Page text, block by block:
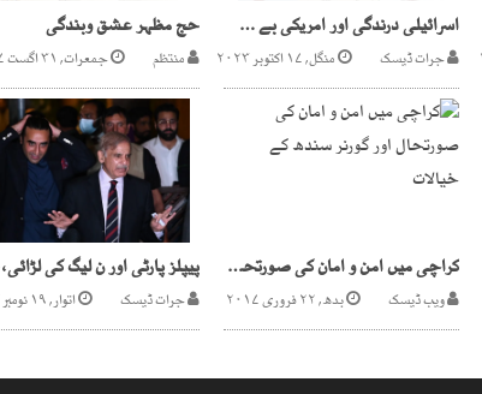
اسرائیلی درندگی اور امریکی بے شرمی جاری ہے
جرات ڈیسک منگل, ۱۷ اکتوبر ۲۰۲۳
حج مظہر عشق وبندگی
منتظم جمعرات, ۳۱ اگست ۲۰۱۷
کراچی میں امن و امان کی صورتحال اور گورنر سندھ کے خیالات
ویب ڈیسک بدھ, ۲۲ فروری ۲۰۱۷ جرات ڈیسک اتوار, ۱۹ نومبر ۲۰۲۳